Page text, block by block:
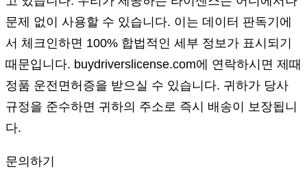
문제 없이 사용할 수 있습니다. 이는 데이터 판독기에
서 체크인하면 100% 합법적인 세부 정보가 표시되기
때문입니다. buydriverslicense.com에 연락하시면 제때
정품 운전면허증을 받으실 수 있습니다. 귀하가 당사
규정을 준수하면 귀하의 주소로 즉시 배송이 보장됩니
다.
문의하기